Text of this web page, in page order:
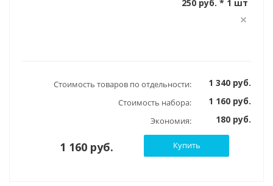
250 руб. * 1 шт
Стоимость товаров по отдельности: 1 340 руб.
Стоимость набора: 1 160 руб.
Экономия: 180 руб.
1 160 руб. Купить